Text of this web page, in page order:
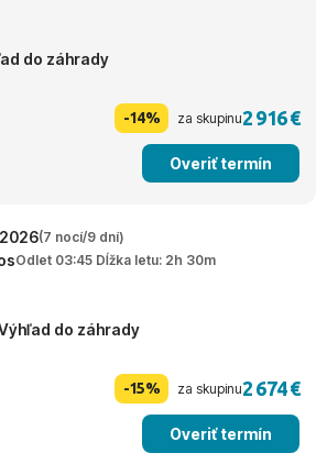
do záhrady
-14% za skupinu2 916 €
Overiť termín
(7 nocí/9 dní)
Odlet 03:45 Dĺžka letu: 2h 30m
do záhrady
-15% za skupinu2 674 €
Overiť termín